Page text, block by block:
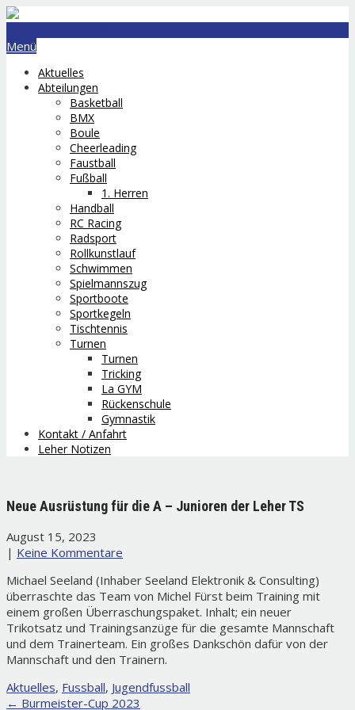
Menü
Aktuelles
Abteilungen
Basketball
BMX
Boule
Cheerleading
Faustball
Fußball
1. Herren
Handball
RC Racing
Radsport
Rollkunstlauf
Schwimmen
Spielmannszug
Sportboote
Sportkegeln
Tischtennis
Turnen
Turnen
Tricking
La GYM
Rückenschule
Gymnastik
Kontakt / Anfahrt
Leher Notizen
Neue Ausrüstung für die A – Junioren der Leher TS
August 15, 2023
| Keine Kommentare
Michael Seeland (Inhaber Seeland Elektronik & Consulting)
überraschte das Team von Michel Fürst beim Training mit
einem großen Überraschungspaket. Inhalt; ein neuer
Trikotsatz und Trainingsanzüge für die gesamte Mannschaft
und dem Trainerteam. Ein großes Dankschön dafür von der
Mannschaft und den Trainern.
Aktuelles, Fussball, Jugendfussball
Post
← Burmeister-Cup 2023